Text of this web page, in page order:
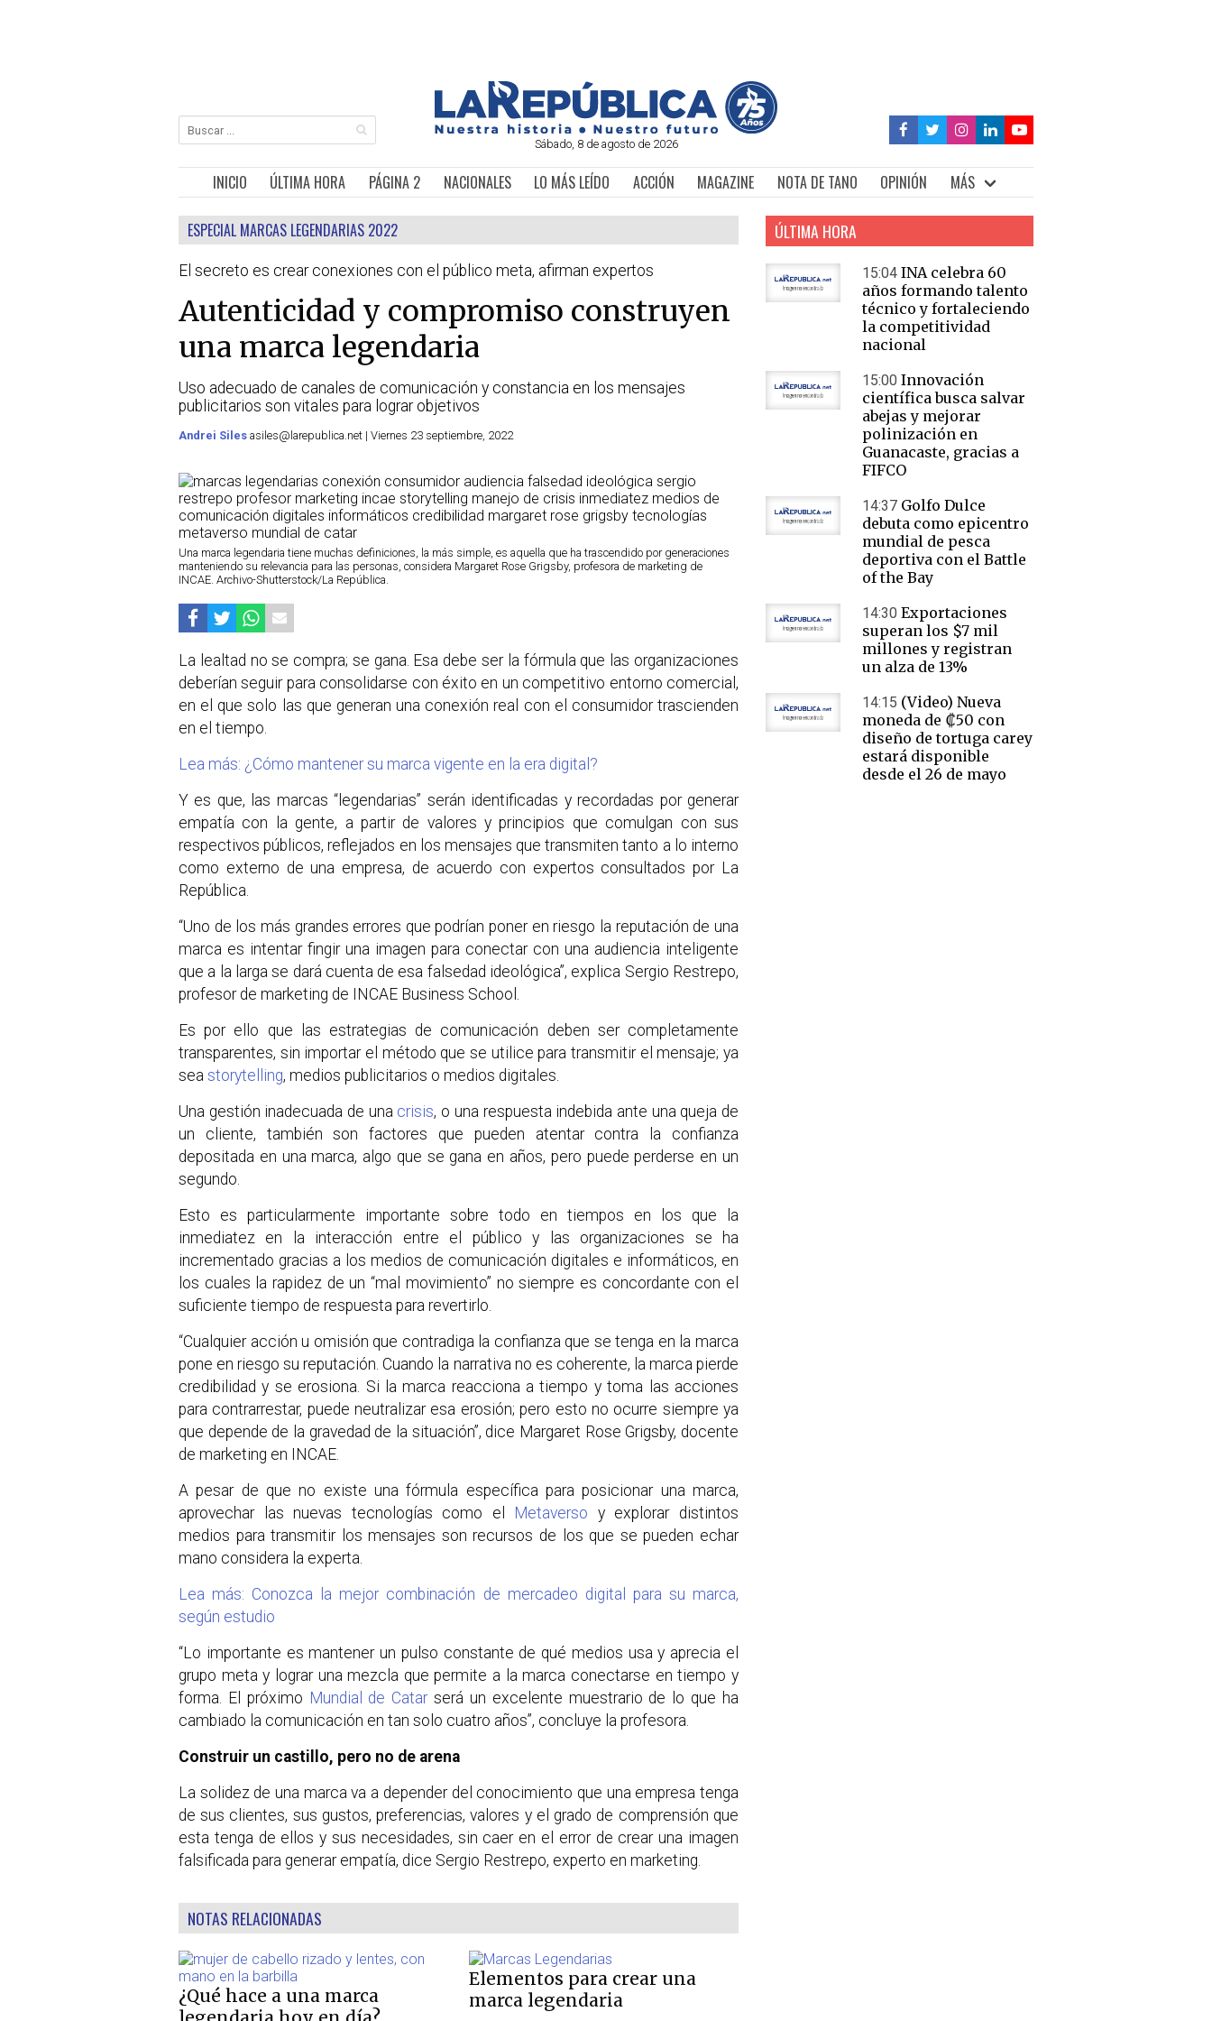
Sábado, 8 de agosto de 2026
INICIO ÚLTIMA HORA PÁGINA 2 NACIONALES LO MÁS LEÍDO ACCIÓN MAGAZINE NOTA DE TANO OPINIÓN MÁS
ESPECIAL MARCAS LEGENDARIAS 2022
El secreto es crear conexiones con el público meta, afirman expertos
Autenticidad y compromiso construyen
una marca legendaria
Uso adecuado de canales de comunicación y constancia en los mensajes
publicitarios son vitales para lograr objetivos
Andrei Siles asiles@larepublica.net | Viernes 23 septiembre, 2022
Una marca legendaria tiene muchas definiciones, la más simple, es aquella que ha trascendido por generaciones
manteniendo su relevancia para las personas, considera Margaret Rose Grigsby, profesora de marketing de
INCAE. Archivo-Shutterstock/La República.
La lealtad no se compra; se gana. Esa debe ser la fórmula que las organizaciones
deberían seguir para consolidarse con éxito en un competitivo entorno comercial,
en el que solo las que generan una conexión real con el consumidor trascienden
en el tiempo.
Lea más: ¿Cómo mantener su marca vigente en la era digital?
Y es que, las marcas “legendarias” serán identificadas y recordadas por generar
empatía con la gente, a partir de valores y principios que comulgan con sus
respectivos públicos, reflejados en los mensajes que transmiten tanto a lo interno
como externo de una empresa, de acuerdo con expertos consultados por La
República.
“Uno de los más grandes errores que podrían poner en riesgo la reputación de una
marca es intentar fingir una imagen para conectar con una audiencia inteligente
que a la larga se dará cuenta de esa falsedad ideológica”, explica Sergio Restrepo,
profesor de marketing de INCAE Business School.
Es por ello que las estrategias de comunicación deben ser completamente
transparentes, sin importar el método que se utilice para transmitir el mensaje; ya
sea storytelling, medios publicitarios o medios digitales.
Una gestión inadecuada de una crisis, o una respuesta indebida ante una queja de
un cliente, también son factores que pueden atentar contra la confianza
depositada en una marca, algo que se gana en años, pero puede perderse en un
segundo.
Esto es particularmente importante sobre todo en tiempos en los que la
inmediatez en la interacción entre el público y las organizaciones se ha
incrementado gracias a los medios de comunicación digitales e informáticos, en
los cuales la rapidez de un “mal movimiento” no siempre es concordante con el
suficiente tiempo de respuesta para revertirlo.
“Cualquier acción u omisión que contradiga la confianza que se tenga en la marca
pone en riesgo su reputación. Cuando la narrativa no es coherente, la marca pierde
credibilidad y se erosiona. Si la marca reacciona a tiempo y toma las acciones
para contrarrestar, puede neutralizar esa erosión; pero esto no ocurre siempre ya
que depende de la gravedad de la situación”, dice Margaret Rose Grigsby, docente
de marketing en INCAE.
A pesar de que no existe una fórmula específica para posicionar una marca,
aprovechar las nuevas tecnologías como el Metaverso y explorar distintos
medios para transmitir los mensajes son recursos de los que se pueden echar
mano considera la experta.
Lea más: Conozca la mejor combinación de mercadeo digital para su marca,
según estudio
“Lo importante es mantener un pulso constante de qué medios usa y aprecia el
grupo meta y lograr una mezcla que permite a la marca conectarse en tiempo y
forma. El próximo Mundial de Catarserá un excelente muestrario de lo que ha
cambiado la comunicación en tan solo cuatro años”, concluye la profesora.
Construir un castillo, pero no de arena
La solidez de una marca va a depender del conocimiento que una empresa tenga
de sus clientes, sus gustos, preferencias, valores y el grado de comprensión que
esta tenga de ellos y sus necesidades, sin caer en el error de crear una imagen
falsificada para generar empatía, dice Sergio Restrepo, experto en marketing.
NOTAS RELACIONADAS
¿Qué hace a una marca
Elementos para crear una
marca legendaria
ÚLTIMA HORA
15:04 INA celebra 60
años formando talento
técnico y fortaleciendo
la competitividad
nacional
15:00 Innovación
científica busca salvar
abejas y mejorar
polinización en
Guanacaste, gracias a
FIFCO
14:37 Golfo Dulce
debuta como epicentro
mundial de pesca
deportiva con el Battle
of the Bay
14:30 Exportaciones
superan los $7 mil
millones y registran
un alza de 13%
14:15 (Video) Nueva
moneda de ₡50 con
diseño de tortuga carey
estará disponible
desde el 26 de mayo